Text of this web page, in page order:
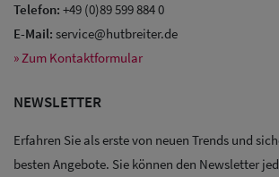
Sale: Caps
Sale:
Baseball
Caps
Telefon: +49 (0)89 599 884 0
E-Mail: service@hutbreiter.de
» Zum Kontaktformular
NEWSLETTER
Erfahren Sie als erste von neuen Trends und
besten Angebote. Sie können den Newsletter